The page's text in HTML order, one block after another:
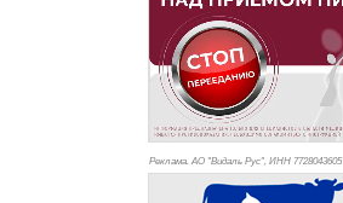
Реклама. АО "Видаль Рус", ИНН 7728043605